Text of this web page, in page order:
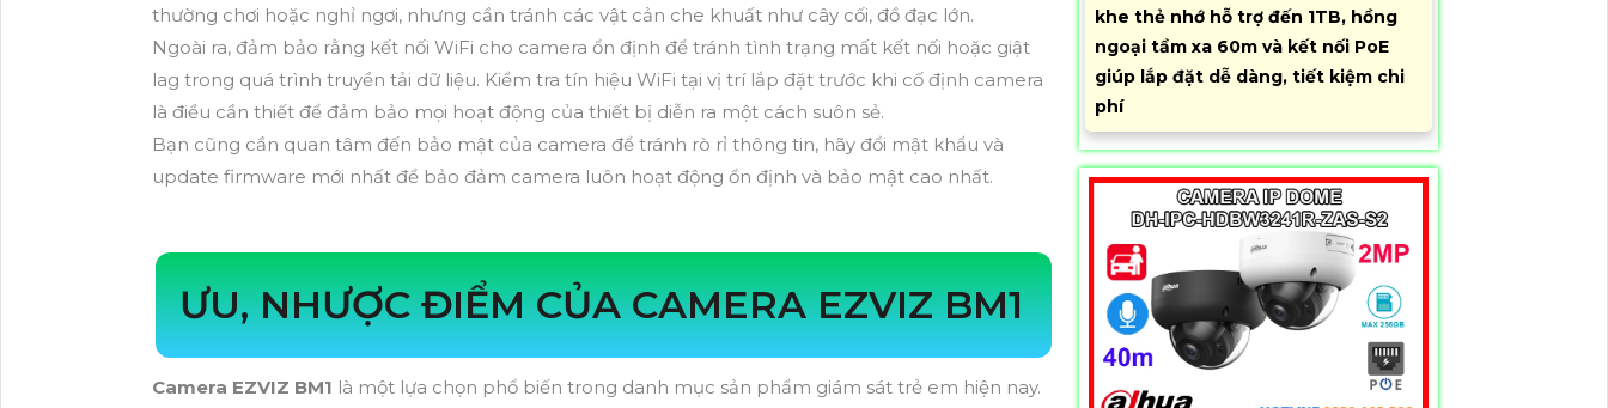
thường chơi hoặc nghỉ ngơi, nhưng cần tránh các vật cản che khuất như cây cối, đồ đạc lớn.
Ngoài ra, đảm bảo rằng kết nối WiFi cho camera ổn định để tránh tình trạng mất kết nối hoặc giật
lag trong quá trình truyền tải dữ liệu. Kiểm tra tín hiệu WiFi tại vị trí lắp đặt trước khi cố định camera
là điều cần thiết để đảm bảo mọi hoạt động của thiết bị diễn ra một cách suôn sẻ.
Bạn cũng cần quan tâm đến bảo mật của camera để tránh rò rỉ thông tin, hãy đổi mật khẩu và
update firmware mới nhất để bảo đảm camera luôn hoạt động ổn định và bảo mật cao nhất.
ƯU, NHƯỢC ĐIỂM CỦA CAMERA EZVIZ BM1
Camera EZVIZ BM1 là một lựa chọn phổ biến trong danh mục sản phẩm giám sát trẻ em hiện nay.
khe thẻ nhớ hỗ trợ đến 1TB, hồng
ngoại tầm xa 60m và kết nối PoE
giúp lắp đặt dễ dàng, tiết kiệm chi
phí